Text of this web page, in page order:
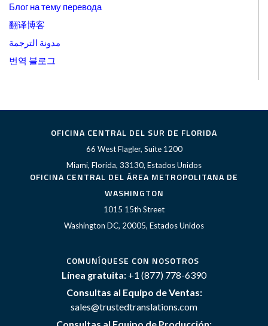
Блог на тему перевода
翻译博客
مدونة الترجمة
번역 블로그
OFICINA CENTRAL DEL SUR DE FLORIDA
66 West Flagler, Suite 1200
Miami, Florida, 33130, Estados Unidos
OFICINA CENTRAL DEL ÁREA METROPOLITANA DE
WASHINGTON
1015 15th Street
Washington DC, 20005, Estados Unidos
COMUNÍQUESE CON NOSOTROS
Línea gratuita: +1 (877) 778-6390
Consultas al Equipo de Ventas:
sales@trustedtranslations.com